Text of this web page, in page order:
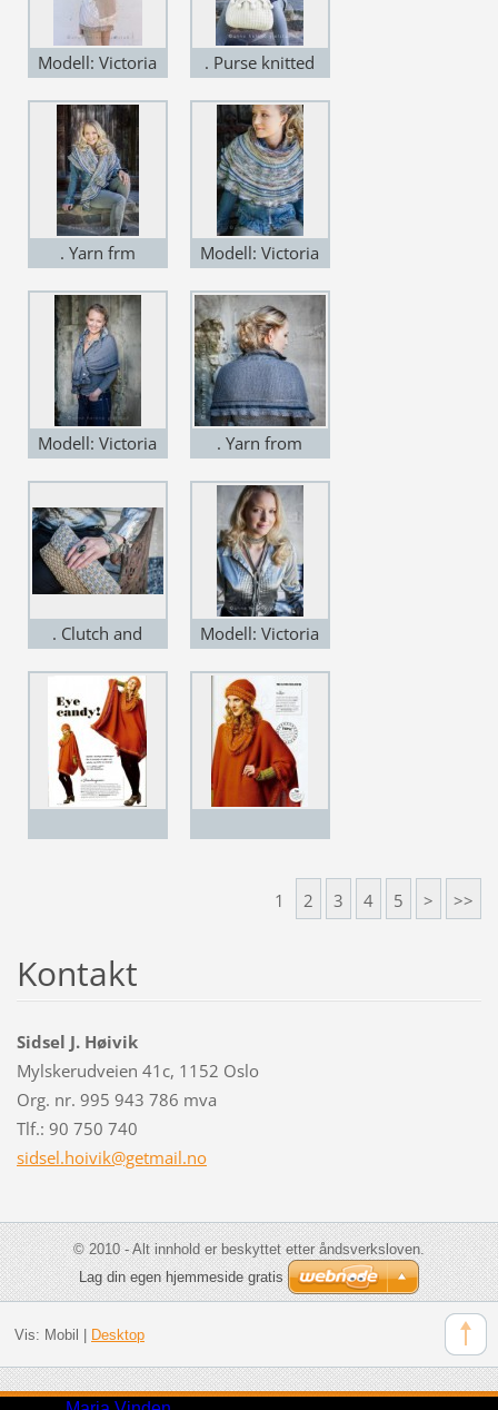
Gjelstad. Yarn
from
SandnesGarn
Modell: Victoria
Styling: Karen
Eriksen: Photo:
Anne Helene
Gjelstad. Yarn
from
SandnesGarn
. Purse knitted
Viking Garn
. Yarn frm
Modell: Victoria
Styling: Karen
Eriksen: Photo:
Anne Helene
Gjelstad. Yarn
from Artesano
Modell: Victoria
Eriksen: Photo:
Anne Helene
Gjelstad. Yarn
from Artyarn
. Yarn from
. Clutch and
crocheted with
yarn from
DaleGarn
Modell: Victoria
Styling: Karen
Eriksen: Photo:
Anne Helene
Gjelstad. Neclace
crocheted with
yarn from
1
2 3 4 5 > >>
Kontakt
Sidsel J. Høivik
Mylskerudveien 41c, 1152 Oslo
Org. nr. 995 943 786 mva
Tlf.: 90 750 740
sidsel.hoivik@getmail.no
© 2010 - Alt innhold er beskyttet etter åndsverksloven.
Lag din egen hjemmeside gratis
Vis: Mobil Desktop